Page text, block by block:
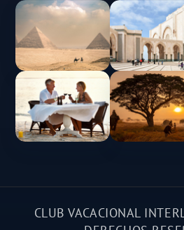
CLUB VACACIONAL